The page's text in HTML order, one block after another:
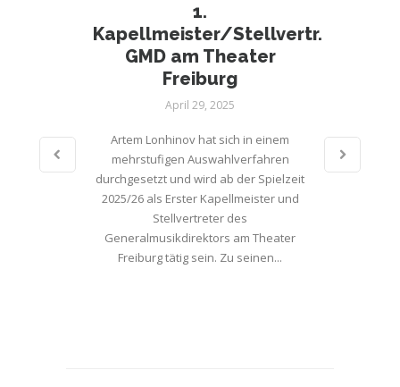
1.
Kapellmeister/Stellvertr.
GMD am Theater
Freiburg
April 29, 2025
Artem Lonhinov hat sich in einem
mehrstufigen Auswahlverfahren
durchgesetzt und wird ab der Spielzeit
2025/26 als Erster Kapellmeister und
Stellvertreter des
Generalmusikdirektors am Theater
Freiburg tätig sein. Zu seinen...